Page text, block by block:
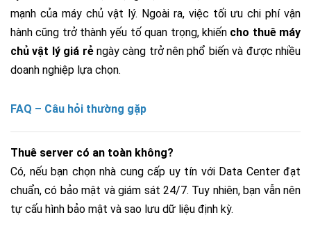
mạnh của máy chủ vật lý. Ngoài ra, việc tối ưu chi phí vận
hành cũng trở thành yếu tố quan trọng, khiến cho thuê máy
chủ vật lý giá rẻngày càng trở nên phổ biến và được nhiều
doanh nghiệp lựa chọn.
FAQ – Câu hỏi thường gặp
Thuê server có an toàn không?
Có, nếu bạn chọn nhà cung cấp uy tín với Data Center đạt
chuẩn, có bảo mật và giám sát 24/7. Tuy nhiên, bạn vẫn nên
tự cấu hình bảo mật và sao lưu dữ liệu định kỳ.